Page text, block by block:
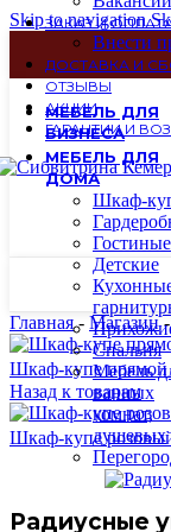
Skip to navigation
ЗАКАЗ И
Внести
ДОСТАВКА И
ОТЗЫВЫ
АКЦИИ
ГАРАНТИИ И
МЕБЕЛЬ ДЛЯ
БИЗНЕСА
МЕБЕЛЬ ДЛЯ
ДОМА
Шкаф-
Гостиные
Детские
Спальня
Мебель
ванных
комнат,
душевых
Главная- Магазин
Шкаф-купе прямой
Назад к товарам
Шкаф-купе
Радиусные